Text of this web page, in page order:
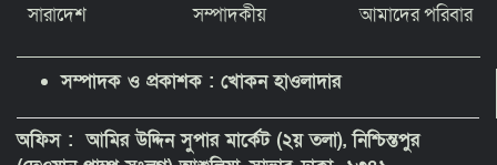
সারাদেশ সম্পাদকীয় আমাদের পরিবার
সম্পাদক ও প্রকাশক : খোকন হাওলাদার
অফিস : আমির উদ্দিন সুপার মার্কেট (২য় তলা), নিশ্চিন্তপুর